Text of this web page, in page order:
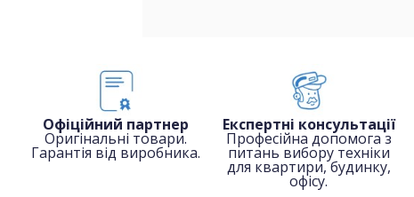
Офіційний партнер
Оригінальні товари.
Гарантія від виробника.
Експертні консультації
Професійна допомога з
питань вибору техніки
для квартири, будинку,
офісу.